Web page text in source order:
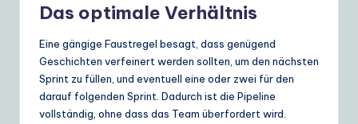
Das optimale Verhältnis
Eine gängige Faustregel besagt, dass genügend
Geschichten verfeinert werden sollten, um den nächsten
Sprint zu füllen, und eventuell eine oder zwei für den
darauf folgenden Sprint. Dadurch ist die Pipeline
vollständig, ohne dass das Team überfordert wird.